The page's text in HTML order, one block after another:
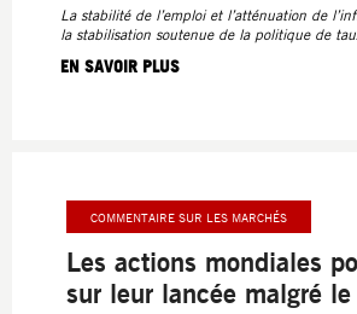
La stabilité de l’emploi et l’atténuation de
la stabilisation soutenue de la politique de
EN SAVOIR PLUS
COMMENTAIRE SUR LES MARCHÉS
Les actions mondiales
sur leur lancée malgré le